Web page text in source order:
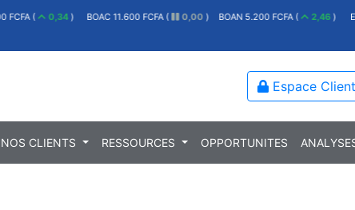
FCFA ( 0,34 ) BOAC 11.600 FCFA ( 0,00 ) BOAN 5.200 FCFA ( 2,46 )
Espace Client
NOS CLIENTS RESSOURCES OPPORTUNITES